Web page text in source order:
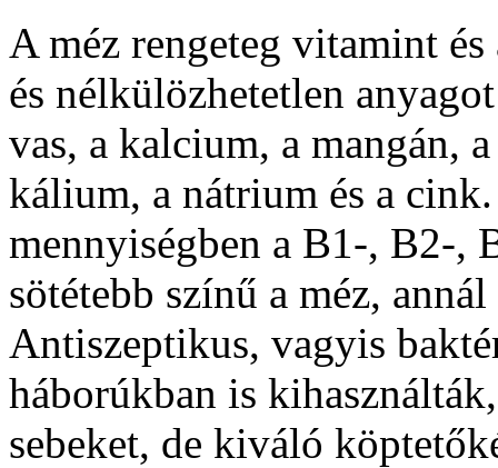
A méz rengeteg vitamint és
és nélkülözhetetlen
vas, a kalcium, a mangán,
kálium, a nátrium és a
mennyiségben a B1-, B2-
sötétebb színű a méz,
Antiszeptikus, vagyis
háborúkban is
sebeket, de kiváló